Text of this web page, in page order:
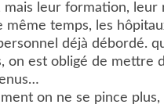
mais leur formation,
même temps, les
déjà débordé.
on est obligé de mettre
on ne se pince